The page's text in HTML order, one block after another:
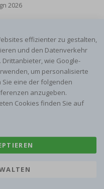
2026
effizienter zu gestalten,
und den Datenverkehr
wie Google-
um personalisierte
eine der folgenden
anzugeben.
Cookies finden Sie auf